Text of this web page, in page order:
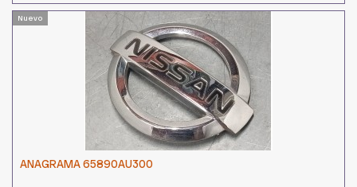
Nuevo
ANAGRAMA 65890AU300